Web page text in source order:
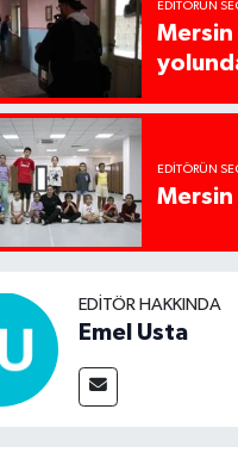
EDITÖRÜN
EDITÖRÜN
Mersin
EDITÖR HAKKINDA
Emel Usta